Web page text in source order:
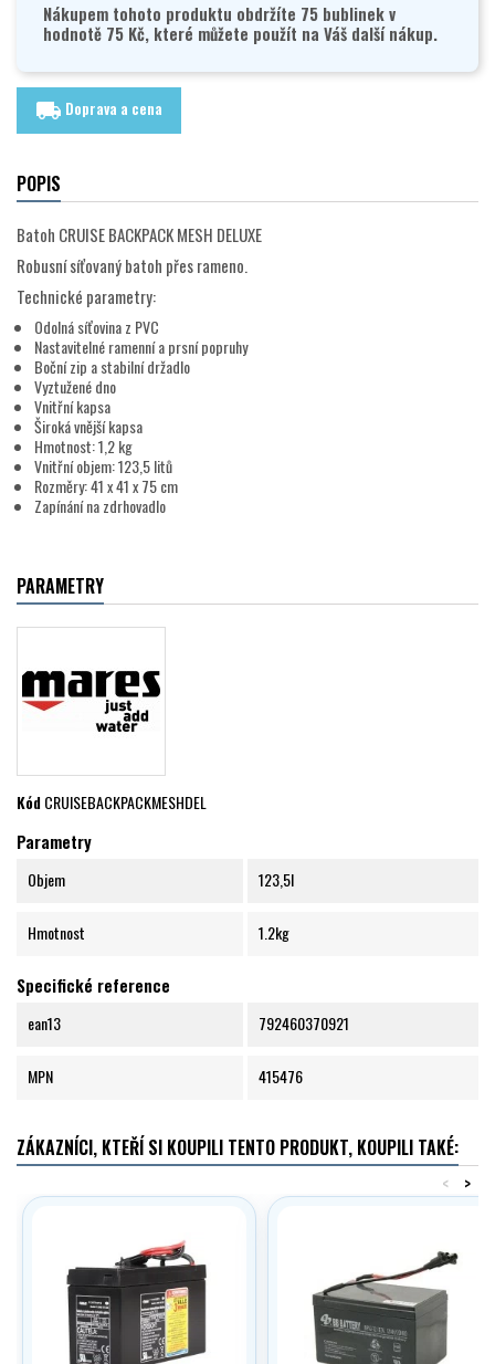
Nákupem tohoto produktu obdržíte 75 bublinek v
hodnotě 75 Kč, které můžete použít na Váš další nákup.
local_shipping Doprava a cena
POPIS
Batoh CRUISE BACKPACK MESH DELUXE
Robusní síťovaný batoh přes rameno.
Technické parametry:
Odolná síťovina z PVC
Nastavitelné ramenní a prsní popruhy
Boční zip a stabilní držadlo
Vyztužené dno
Vnitřní kapsa
Široká vnější kapsa
Hmotnost: 1,2 kg
Vnitřní objem: 123,5 litů
Rozměry: 41 x 41 x 75 cm
Zapínání na zdrhovadlo
PARAMETRY
KódCRUISEBACKPACKMESHDEL
Parametry
Objem 123,5l
Hmotnost 1.2kg
Specifické reference
ean13 792460370921
MPN 415476
ZÁKAZNÍCI, KTEŘÍ SI KOUPILI TENTO PRODUKT, KOUPILI TAKÉ:
>
<